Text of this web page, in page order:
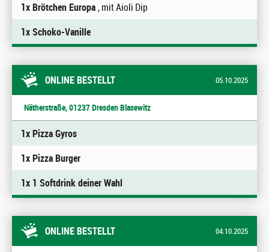
1x Brötchen Europa, mit Aioli Dip
1x Schoko-Vanille
ONLINE BESTELLT 05.10.2025
Nätherstraße, 01237 Dresden Blasewitz
1x Pizza Gyros
1x Pizza Burger
1x 1 Softdrink deiner Wahl
ONLINE BESTELLT 04.10.2025